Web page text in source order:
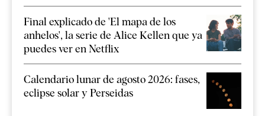
Final explicado de 'El mapa de los
anhelos', la serie de Alice Kellen que ya
puedes ver en Netflix
Calendario lunar de agosto 2026: fases,
eclipse solar y Perseidas